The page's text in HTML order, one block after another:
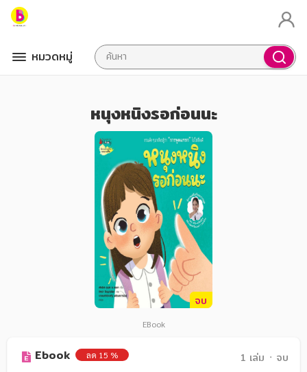
หมวดหมู่
หนุงหนิงรอก่อนนะ
จบ
EBook
Ebook ลด 15 % 1 เล่ม ᛫ จบ